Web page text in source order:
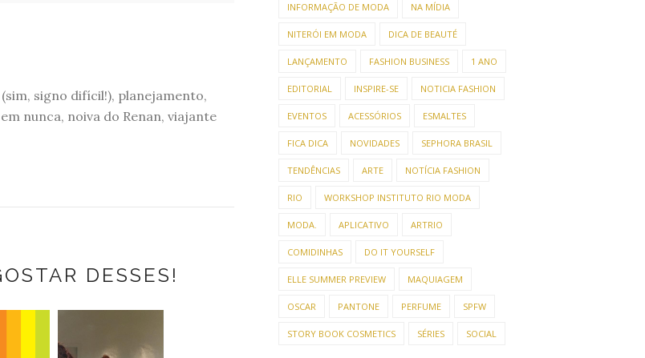
signo difícil!), planejamento,
nunca, noiva do Renan, viajante
DESSES!
INFORMAÇÃO DE MODA NA MÍDIA
NITERÓI EM MODA DICA DE BEAUTÉ
LANÇAMENTO FASHION BUSINESS 1 ANO
EDITORIAL INSPIRE-SE NOTICIA FASHION
EVENTOS ACESSÓRIOS ESMALTES
FICA DICA NOVIDADES SEPHORA BRASIL
TENDÊNCIAS ARTE NOTÍCIA FASHION
RIO WORKSHOP INSTITUTO RIO MODA
MODA. APLICATIVO ARTRIO
COMIDINHAS DO IT YOURSELF
ELLE SUMMER PREVIEW MAQUIAGEM
OSCAR PANTONE PERFUME SPFW
STORY BOOK COSMETICS SÉRIES SOCIAL